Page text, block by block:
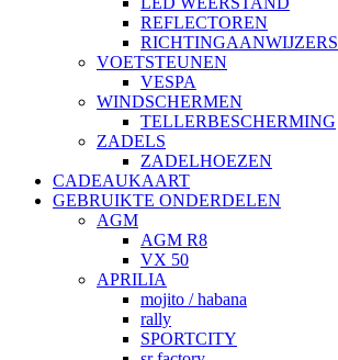
REFLECTOREN
RICHTINGAANWIJZERS
VOETSTEUNEN
VESPA
WINDSCHERMEN
TELLERBESCHERMING
ZADELS
ZADELHOEZEN
CADEAUKAART
GEBRUIKTE ONDERDELEN
AGM
AGM R8
VX 50
APRILIA
mojito / habana
rally
SPORTCITY